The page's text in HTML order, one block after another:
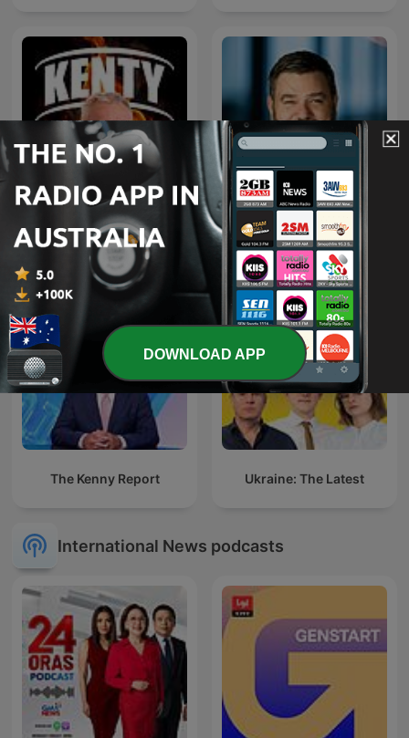
Kenty - Paul Kent NRL
Podcast
Paul Murray Live
The Kenny Report Ukraine: The Latest
International News podcasts
DOWNLOAD APP